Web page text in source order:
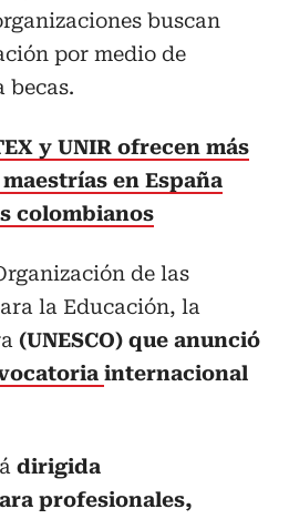
buscan
por medio de
becas.
y UNIR ofrecen más
en España
colombianos
de las
la Educación, la
(UNESCO) que anunció
internacional
dirigida
profesionales,